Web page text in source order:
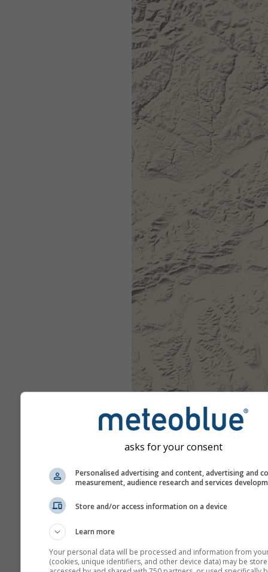
asks for your consent
Personalised advertising and content, advertising and
measurement, audience research and services
Store and/or access information on a device
Learn more
Your personal data will be processed and information from
(cookies, unique identifiers, and other device data) may be